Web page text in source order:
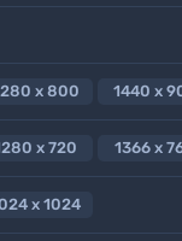
x 800 1440 x
x 720 1366 x
x 1024